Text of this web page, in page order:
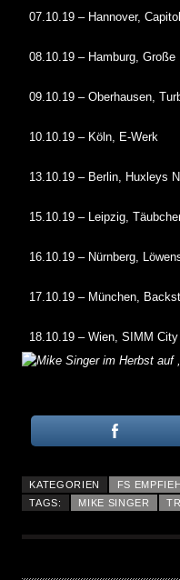
07.10.19 – Hannover, Capitol
08.10.19 – Hamburg, Große
09.10.19 – Oberhausen,
10.10.19 – Köln, E-Werk
13.10.19 – Berlin, Huxleys
15.10.19 – Leipzig,
16.10.19 – Nürnberg,
17.10.19 – München,
18.10.19 – Wien, SIMM City
KATEGORIEN FS
TAGS:
MIKE SINGER